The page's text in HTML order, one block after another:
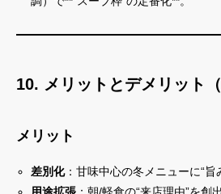
10. メリットとデメリット（
メリット
差別化：甘味中心の冬メニューに“旨